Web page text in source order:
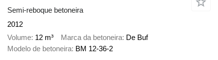
Semi-reboque betoneira
2012
Volume 12 m³ Marca da betoneira De Buf
Modelo de betoneira BM 12-36-2